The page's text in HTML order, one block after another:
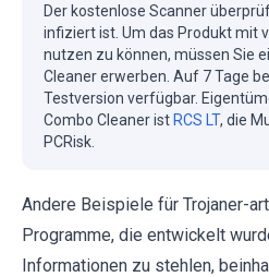
Der kostenlose Scanner
infiziert ist. Um das Produkt mit
nutzen zu können, müssen Sie
Cleaner erwerben. Auf 7 Tage
Testversion verfügbar.
Combo Cleaner ist RCS LT, die
PCRisk.
Andere Beispiele für Trojaner-
Programme, die entwickelt
Informationen zu stehlen,